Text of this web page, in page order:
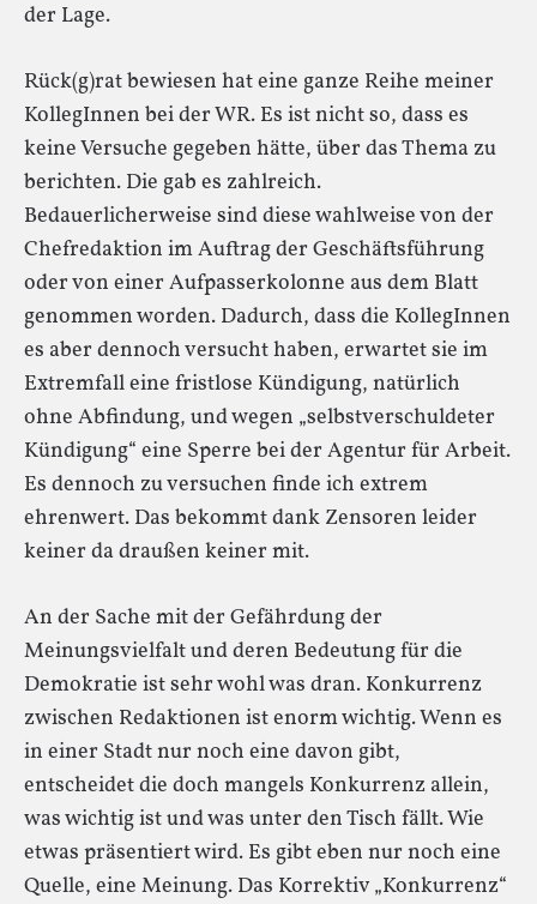
der Lage.
Rück(g)rat bewiesen hat eine ganze Reihe meiner
KollegInnen bei der WR. Es ist nicht so, dass es
keine Versuche gegeben hätte, über das Thema zu
berichten. Die gab es zahlreich.
Bedauerlicherweise sind diese wahlweise von der
Chefredaktion im Auftrag der Geschäftsführung
oder von einer Aufpasserkolonne aus dem Blatt
genommen worden. Dadurch, dass die KollegInnen
es aber dennoch versucht haben, erwartet sie im
Extremfall eine fristlose Kündigung, natürlich
ohne Abfindung, und wegen „selbstverschuldeter
Kündigung“ eine Sperre bei der Agentur für Arbeit.
Es dennoch zu versuchen finde ich extrem
ehrenwert. Das bekommt dank Zensoren leider
keiner da draußen keiner mit.
An der Sache mit der Gefährdung der
Meinungsvielfalt und deren Bedeutung für die
Demokratie ist sehr wohl was dran. Konkurrenz
zwischen Redaktionen ist enorm wichtig. Wenn es
in einer Stadt nur noch eine davon gibt,
entscheidet die doch mangels Konkurrenz allein,
was wichtig ist und was unter den Tisch fällt. Wie
etwas präsentiert wird. Es gibt eben nur noch eine
Quelle, eine Meinung. Das Korrektiv „Konkurrenz“